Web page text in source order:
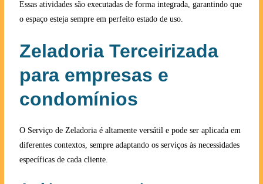
Essas atividades são executadas de forma integrada, garantindo que
o espaço esteja sempre em perfeito estado de uso.
Zeladoria Terceirizada
para empresas e
condomínios
O Serviço de Zeladoria é altamente versátil e pode ser aplicada em
diferentes contextos, sempre adaptando os serviços às necessidades
específicas de cada cliente.